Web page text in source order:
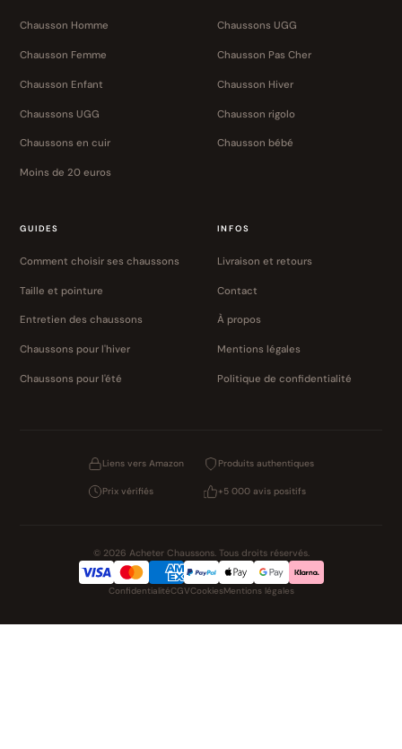
Chausson Homme
Chausson Femme
Chausson Enfant
Chaussons UGG
Chaussons en cuir
Moins de 20 euros
Chaussons UGG
Chausson Pas Cher
Chausson Hiver
Chausson rigolo
Chausson bébé
GUIDES
Comment choisir ses chaussons
Taille et pointure
Entretien des chaussons
Chaussons pour l'hiver
Chaussons pour l'été
INFOS
Livraison et retours
Contact
À propos
Mentions légales
Politique de confidentialité
Liens vers Amazon Produits authentiques
Prix vérifiés +5 000 avis positifs
© 2026 Acheter Chaussons. Tous droits réservés.
ConfidentialitéCGVCookiesMentions légales